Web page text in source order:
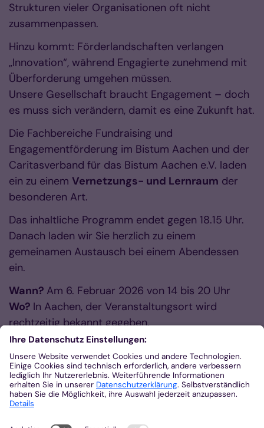
Strukturen vieler Organisationen oft nicht
zusammenpassen.
Hinzu kommt: Förderlandschaften verlangen
„Innovation“, während Engagierte zunehmend mit
Überforderung umgehen müssen.
Unsere Gesellschaft braucht Engagement – doch
es muss sich verändern, damit es eine Zukunft hat.
Die Fachbereiche Fundraising und
Engagementförderung im Bistum Aachen und der
Caritasverband für das Bistum Aachen e.V. laden
ein zu einem Vernetzungs- und Lernraum der
besonderen Art.
Das inhaltliche Programm endet gegen 18.15 Uhr.
Danach laden wir Sie herzlich zu einem
gemeinamen Austausch bei einem Abendessen
ein.
Wann? Am 6. Februar 2026 von 14 bis 20 Uhr
Wo? In Aachen, der Veranstaltungsort wird
rechtzeitig bekannt gegeben.
Die Veranstaltung ist kostenfrei und steht allen
Interessierten offen.
Wir freuen uns auf Ihre verbindliche Anmeldung,
Judith Swoboda, Magdalena Bickmann, Katharina
Braun